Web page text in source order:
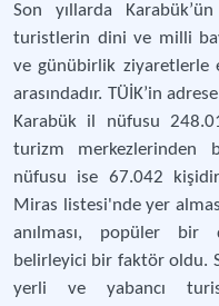
Son yıllarda
turistlerin dini ve milli
ve günübirlik ziyaretlerle
arasındadır. TÜİK’in
Karabük il nüfusu
turizm merkezlerinden
nüfusu ise 67.042
Miras listesi'nde yer
anılması, popüler bir
belirleyici bir faktör oldu.
yerli ve yabancı